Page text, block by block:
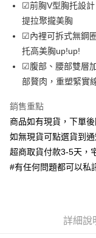
運送方式
全家取貨付款
每筆NT$70，滿
付款後全家取貨
每筆NT$70，滿
付款後7-11取貨
每筆NT$70，滿
☑前胸V型胸托設
提拉聚攏美胸
☑內裡可拆式無鋼
托高美胸up!up!
☑腹部、腰部雙層
部贅肉，重塑緊實
銷售重點
商品如有現貨，下單
如無現貨可點選貨到
超商取貨付款3-5天，
#有任何問題都可以私
詳細說